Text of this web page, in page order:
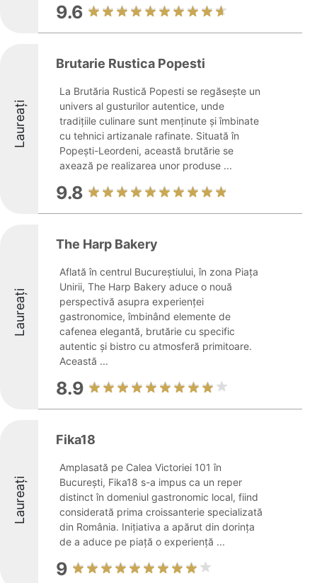
9.6
Laureați
Brutarie Rustica Popesti
La Brutăria Rustică Popesti se regăsește un
univers al gusturilor autentice, unde
tradițiile culinare sunt menținute și îmbinate
cu tehnici artizanale rafinate. Situată în
Popești-Leordeni, această brutărie se
axează pe realizarea unor produse ...
9.8
Laureați
The Harp Bakery
Aflată în centrul Bucureștiului, în zona Piața
Unirii, The Harp Bakery aduce o nouă
perspectivă asupra experienței
gastronomice, îmbinând elemente de
cafenea elegantă, brutărie cu specific
autentic și bistro cu atmosferă primitoare.
Această ...
8.9
Laureați
Fika18
Amplasată pe Calea Victoriei 101 în
București, Fika18 s-a impus ca un reper
distinct în domeniul gastronomic local, fiind
considerată prima croissanterie specializată
din România. Inițiativa a apărut din dorința
de a aduce pe piață o experiență ...
9